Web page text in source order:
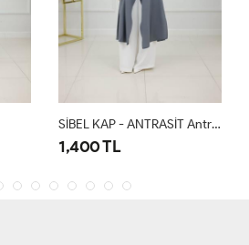
SİBEL KAP - ANTRASİT Antrasit
1,400 TL